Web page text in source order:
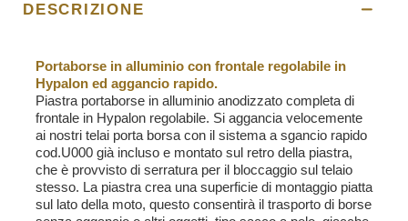
DESCRIZIONE
Portaborse in alluminio con frontale regolabile in
Hypalon ed aggancio rapido.
Piastra portaborse in alluminio anodizzato completa di
frontale in Hypalon regolabile. Si aggancia velocemente
ai nostri telai porta borsa con il sistema a sgancio rapido
cod.U000 già incluso e montato sul retro della piastra,
che è provvisto di serratura per il bloccaggio sul telaio
stesso. La piastra crea una superficie di montaggio piatta
sul lato della moto, questo consentirà il trasporto di borse